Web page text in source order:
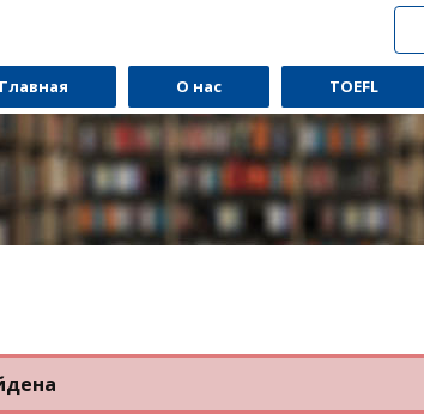
Главная О нас TOEFL